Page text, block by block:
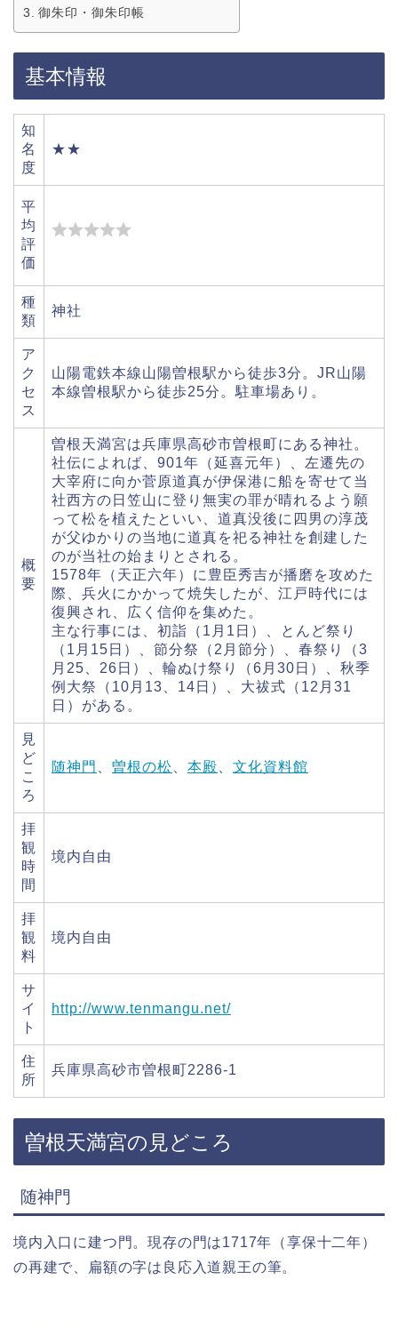
御朱印・御朱印帳
基本情報
知
名
度
★★
平
均
評
価
種
類
神社
ア
ク
セ
ス
山陽電鉄本線山陽曽根駅から徒歩3分。JR山陽
本線曽根駅から徒歩25分。駐車場あり。
概
要
曽根天満宮は兵庫県高砂市曽根町にある神社。
社伝によれば、901年（延喜元年）、左遷先の
大宰府に向か菅原道真が伊保港に船を寄せて当
社西方の日笠山に登り無実の罪が晴れるよう願
って松を植えたといい、道真没後に四男の淳茂
が父ゆかりの当地に道真を祀る神社を創建した
のが当社の始まりとされる。
1578年（天正六年）に豊臣秀吉が播磨を攻めた
際、兵火にかかって焼失したが、江戸時代には
復興され、広く信仰を集めた。
主な行事には、初詣（1月1日）、とんど祭り
（1月15日）、節分祭（2月節分）、春祭り（3
月25、26日）、輪ぬけ祭り（6月30日）、秋季
例大祭（10月13、14日）、大祓式（12月31
日）がある。
見
ど
こ
ろ
随神門 曽根の松 本殿 文化資料館
拝
観
時
間
境内自由
拝
観
料
境内自由
サ
イ
ト
http://www.tenmangu.net/
住
所
兵庫県高砂市曽根町2286-1
曽根天満宮の見どころ
随神門
境内入口に建つ門。現存の門は1717年（享保十二年）
の再建で、扁額の字は良応入道親王の筆。